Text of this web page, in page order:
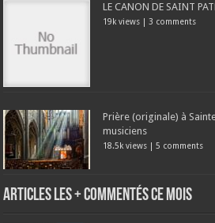
LE CANON DE SAINT
19k views | 3 comments
Prière (originale) à
musiciens
18.5k views |5 comments
Articles les + commentés ce mois